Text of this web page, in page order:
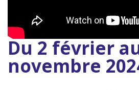
Du 2 février
novembre